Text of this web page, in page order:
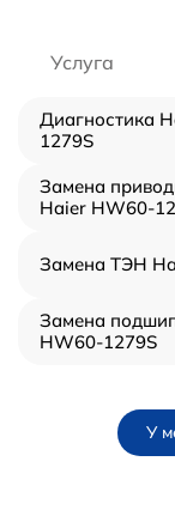
Услуга
Диагностика
1279S
Замена
Haier HW60-
Замена ТЭН
Замена
HW60-1279S
У